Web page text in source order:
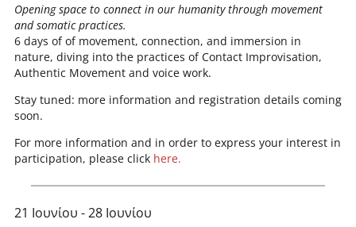
Opening space to connect in our humanity through movement
and somatic practices.
6 days of of movement, connection, and immersion in
nature, diving into the practices of Contact Improvisation,
Authentic Movement and voice work.
Stay tuned: more information and registration details coming
soon.
For more information and in order to express your interest in
participation, please click here.
21 Ιουνίου - 28 Ιουνίου